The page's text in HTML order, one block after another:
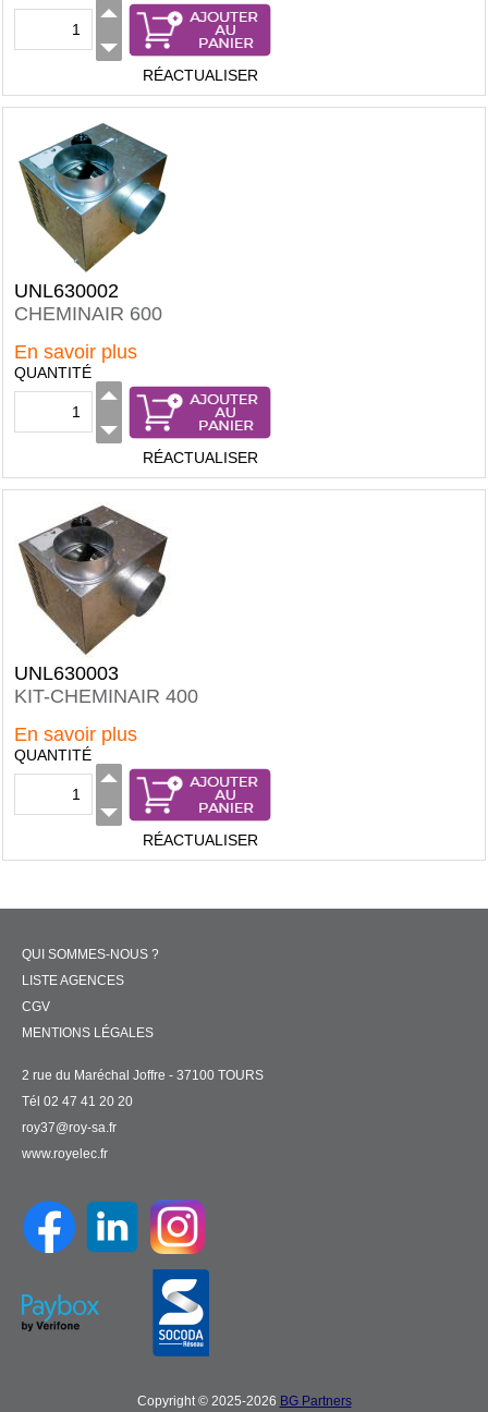
RÉACTUALISER
UNL630002
CHEMINAIR 600
En savoir plus
QUANTITÉ
RÉACTUALISER
UNL630003
KIT-CHEMINAIR 400
En savoir plus
QUANTITÉ
RÉACTUALISER
QUI SOMMES-NOUS ?
LISTE AGENCES
CGV
MENTIONS LÉGALES
2 rue du Maréchal Joffre - 37100 TOURS
Tél 02 47 41 20 20
roy37@roy-sa.fr
www.royelec.fr
Copyright © 2025-2026 BG Partners